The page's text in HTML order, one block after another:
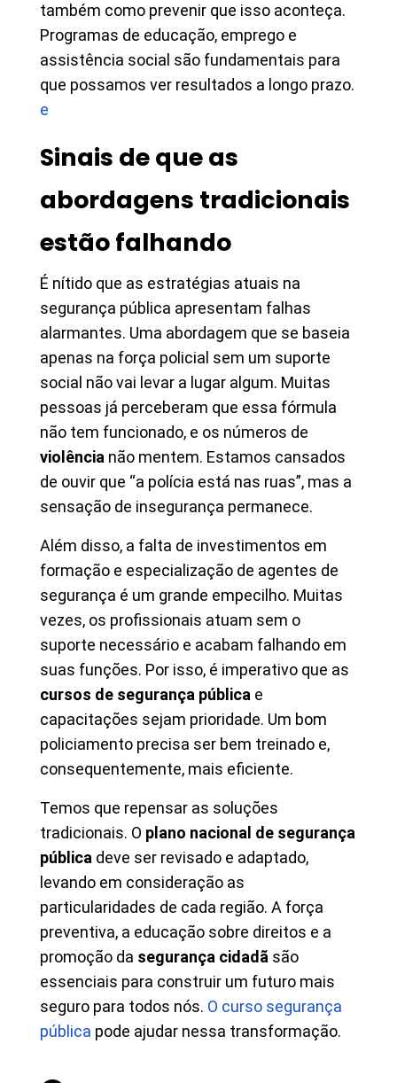
também como prevenir que isso aconteça.
Programas de educação, emprego e
assistência social são fundamentais para
que possamos ver resultados a longo prazo.
e
Sinais de que as
abordagens tradicionais
estão falhando
É nítido que as estratégias atuais na
segurança pública apresentam falhas
alarmantes. Uma abordagem que se baseia
apenas na força policial sem um suporte
social não vai levar a lugar algum. Muitas
pessoas já perceberam que essa fórmula
não tem funcionado, e os números de
violência não mentem. Estamos cansados
de ouvir que “a polícia está nas ruas”, mas a
sensação de insegurança permanece.
Além disso, a falta de investimentos em
formação e especialização de agentes de
segurança é um grande empecilho. Muitas
vezes, os profissionais atuam sem o
suporte necessário e acabam falhando em
suas funções. Por isso, é imperativo que as
cursos de segurança pública e
capacitações sejam prioridade. Um bom
policiamento precisa ser bem treinado e,
consequentemente, mais eficiente.
Temos que repensar as soluções
tradicionais. O plano nacional de segurança
pública deve ser revisado e adaptado,
levando em consideração as
particularidades de cada região. A força
preventiva, a educação sobre direitos e a
promoção da segurança cidadã são
essenciais para construir um futuro mais
seguro para todos nós. O curso segurança
pública pode ajudar nessa transformação.